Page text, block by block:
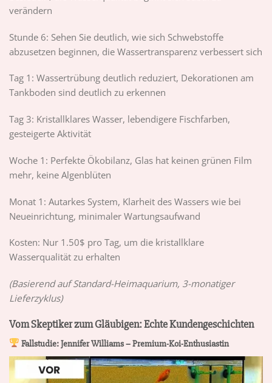
verändern
Stunde 6: Sehen Sie deutlich, wie sich Schwebstoffe
abzusetzen beginnen, die Wassertransparenz verbessert sich
Tag 1: Wassertrübung deutlich reduziert, Dekorationen am
Tankboden sind deutlich zu erkennen
Tag 3: Kristallklares Wasser, lebendigere Fischfarben,
gesteigerte Aktivität
Woche 1: Perfekte Ökobilanz, Glas hat keinen grünen Film
mehr, keine Algenblüten
Monat 1: Autarkes System, Klarheit des Wassers wie bei
Neueinrichtung, minimaler Wartungsaufwand
Kosten: Nur 1.50$ pro Tag, um die kristallklare
Wasserqualität zu erhalten
(Basierend auf Standard-Heimaquarium, 3-monatiger
Lieferzyklus)
Vom Skeptiker zum Gläubigen: Echte Kundengeschichten
Fallstudie: Jennifer Williams – Premium-Koi-Enthusiastin